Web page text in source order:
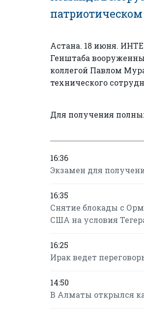
патриотическом
Астана. 18 июня.
Генштаба
коллегой Павлом
технического
Для получения
16:36
Экзамен для
16:35
Снятие блокады с
США на условия
16:25
Ирак ведет
14:50
В Алматы открылся